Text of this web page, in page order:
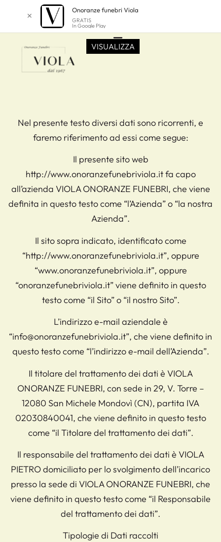
Nel presente testo diversi dati sono ricorrenti, e
faremo riferimento ad essi come segue:
Il presente sito web
http://www.onoranzefunebriviola.it fa capo
all’azienda VIOLA ONORANZE FUNEBRI, che viene
definita in questo testo come “l’Azienda” o “la nostra
Azienda”.
Il sito sopra indicato, identificato come
“http://www.onoranzefunebriviola.it”, oppure
“www.onoranzefunebriviola.it”, oppure
“onoranzefunebriviola.it” viene definito in questo
testo come “il Sito” o “il nostro Sito”.
L’indirizzo e-mail aziendale è
“info@onoranzefunebriviola.it”, che viene definito in
questo testo come “l’indirizzo e-mail dell’Azienda”.
Il titolare del trattamento dei dati è VIOLA
ONORANZE FUNEBRI, con sede in 29, V. Torre –
12080 San Michele Mondovì (CN), partita IVA
02030840041, che viene definito in questo testo
come “il Titolare del trattamento dei dati”.
Il responsabile del trattamento dei dati è VIOLA
PIETRO domiciliato per lo svolgimento dell’incarico
presso la sede di VIOLA ONORANZE FUNEBRI, che
viene definito in questo testo come “il Responsabile
del trattamento dei dati”.
Tipologie di Dati raccolti
✕
Onoranze funebri Viola
GRATIS
In Google Play
VISUALIZZA